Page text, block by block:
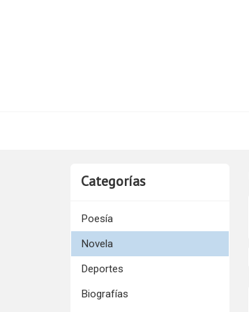
Categorías
Poesía
Novela
Deportes
Biografías